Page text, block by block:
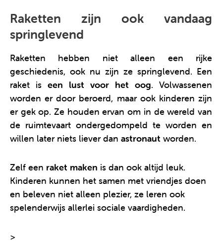
Raketten zijn ook vandaag
springlevend
Raketten hebben niet alleen een rijke
geschiedenis, ook nu zijn ze springlevend. Een
raket is een lust voor het oog. Volwassenen
worden er door beroerd, maar ook kinderen zijn
er gek op. Ze houden ervan om in de wereld van
de ruimtevaart ondergedompeld te worden en
willen later niets liever dan astronaut worden.
Zelf een raket maken is dan ook altijd leuk.
Kinderen kunnen het samen met vriendjes doen
en beleven niet alleen plezier, ze leren ook
spelenderwijs allerlei sociale vaardigheden.
>